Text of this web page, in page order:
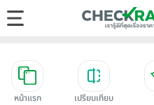
หน้าแรก เปรียบเทียบ